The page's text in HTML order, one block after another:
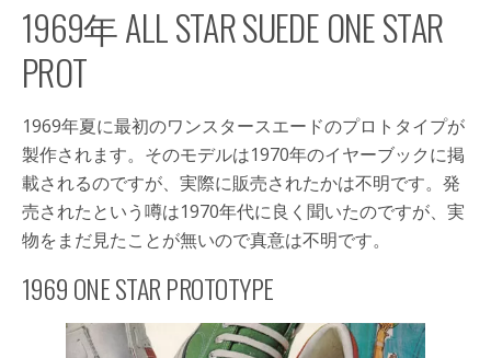
1969年 ALL STAR SUEDE ONE STAR
PROT
1969年夏に最初のワンスタースエードのプロトタイプが
製作されます。そのモデルは1970年のイヤーブックに掲
載されるのですが、実際に販売されたかは不明です。発
売されたという噂は1970年代に良く聞いたのですが、実
物をまだ見たことが無いので真意は不明です。
1969 ONE STAR PROTOTYPE